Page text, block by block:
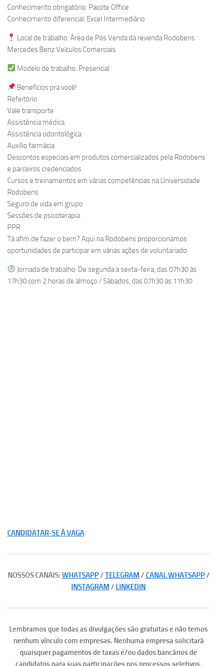
Conhecimento obrigatório: Pacote Office
Conhecimento diferencial: Excel Intermediário
Local de trabalho: Área de Pós Venda da revenda Rodobens
Mercedes Benz Veículos Comerciais
Modelo de trabalho: Presencial
Benefícios pra você!
Refeitório
Vale transporte
Assistência médica
Assistência odontológica
Auxílio farmácia
Descontos especiais em produtos comercializados pela Rodobens
e parceiros credenciados
Cursos e treinamentos em várias competências na Universidade
Rodobens
Seguro de vida em grupo
Sessões de psicoterapia
PPR
Tá afim de fazer o bem? Aqui na Rodobens proporcionamos
oportunidades de participar em várias ações de voluntariado
Jornada de trabalho: De segunda a sexta-feira, das 07h30 às
17h30 com 2 horas de almoço / Sábados, das 07h30 às 11h30
CANDIDATAR-SE À VAGA
NOSSOS CANAIS: WHATSAPP/ TELEGRAM / CANAL WHATSAPP/
INSTAGRAM / LINKEDIN
Lembramos que todas as divulgações são gratuitas e não temos
nenhum vínculo com empresas. Nenhuma empresa solicitará
quaisquer pagamentos de taxas e/ou dados bancários de
candidatos para suas participações nos processos seletivos.